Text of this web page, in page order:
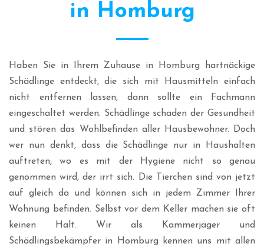
in Homburg
Haben Sie in Ihrem Zuhause in Homburg hartnäckige
Schädlinge entdeckt, die sich mit Hausmitteln einfach
nicht entfernen lassen, dann sollte ein Fachmann
eingeschaltet werden. Schädlinge schaden der Gesundheit
und stören das Wohlbefinden aller Hausbewohner. Doch
wer nun denkt, dass die Schädlinge nur in Haushalten
auftreten, wo es mit der Hygiene nicht so genau
genommen wird, der irrt sich. Die Tierchen sind von jetzt
auf gleich da und können sich in jedem Zimmer Ihrer
Wohnung befinden. Selbst vor dem Keller machen sie oft
keinen Halt. Wir als Kammerjäger und
Schädlingsbekämpfer in Homburg kennen uns mit allen